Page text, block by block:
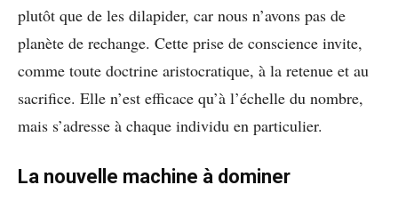
plutôt que de les dilapider, car nous n’avons pas de
planète de rechange. Cette prise de conscience invite,
comme toute doctrine aristocratique, à la retenue et au
sacrifice. Elle n’est efficace qu’à l’échelle du nombre,
mais s’adresse à chaque individu en particulier.
La nouvelle machine à dominer